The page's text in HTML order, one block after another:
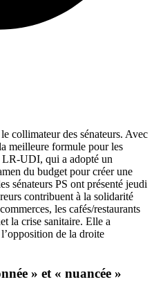
collimateur des sénateurs. Avec
meilleure formule pour les
LR-UDI, qui a adopté un
du budget pour créer une
sénateurs PS ont présenté jeudi
contribuent à la solidarité
les cafés/restaurants
la crise sanitaire. Elle a
de la droite
» et « nuancée »